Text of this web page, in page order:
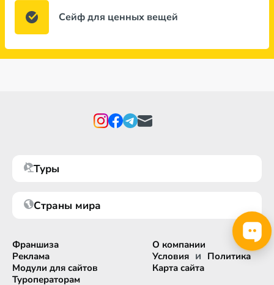
Сейф для ценных вещей
Туры
Страны мира
Франшиза
Реклама
Модули для сайтов
Туроператорам
О компании
Условия и Политика
Карта сайта